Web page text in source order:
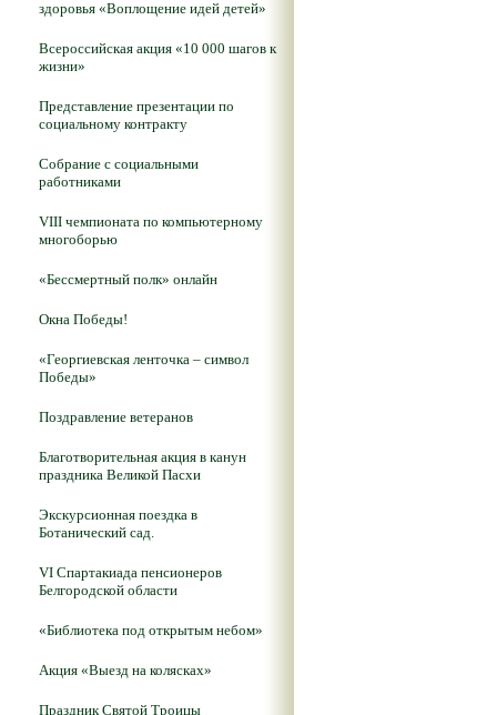
здоровья «Воплощение идей детей»
Всероссийская акция «10 000 шагов к
жизни»
Представление презентации по
социальному контракту
Собрание с социальными
работниками
VIII чемпионата по компьютерному
многоборью
«Бессмертный полк» онлайн
Окна Победы!
«Георгиевская ленточка – символ
Победы»
Поздравление ветеранов
Благотворительная акция в канун
праздника Великой Пасхи
Экскурсионная поездка в
Ботанический сад.
VI Спартакиада пенсионеров
Белгородской области
«Библиотека под открытым небом»
Акция «Выезд на колясках»
Праздник Святой Троицы